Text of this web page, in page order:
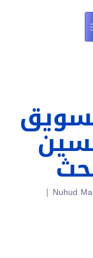
Nuhud